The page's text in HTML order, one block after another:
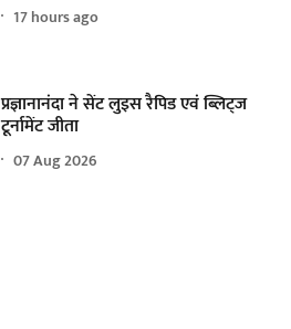
17 hours ago
प्रज्ञानानंदा ने सेंट लुइस रैपिड एवं ब्लिट्ज
टूर्नामेंट जीता
07 Aug 2026